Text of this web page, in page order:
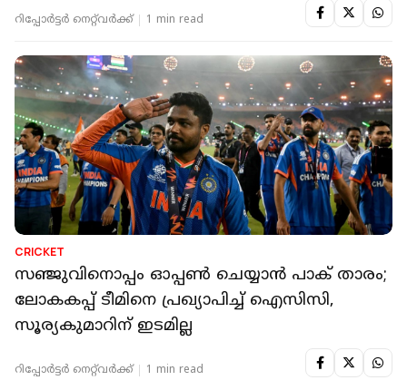
റിപ്പോർട്ടർ നെറ്റ്‌വര്‍ക്ക്‌ 1 min read
CRICKET
സഞ്ജുവിനൊപ്പം ഓപ്പൺ ചെയ്യാൻ പാക് താരം;
ലോകകപ്പ് ടീമിനെ പ്രഖ്യാപിച്ച് ഐസിസി,
സൂര്യകുമാറിന് ഇടമില്ല
റിപ്പോർട്ടർ നെറ്റ്‌വര്‍ക്ക്‌ 1 min read